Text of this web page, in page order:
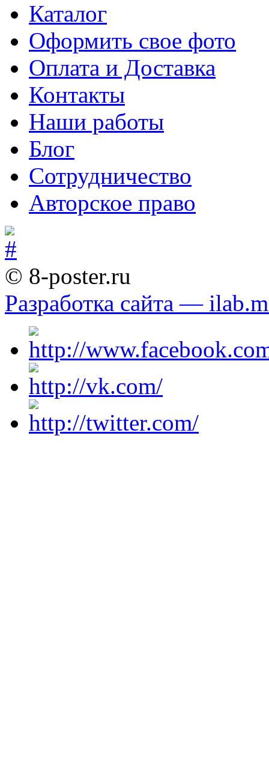
Каталог
Оформить свое фото
Оплата и Доставка
Контакты
Наши работы
Блог
Сотрудничество
Авторское право
© 8-poster.ru
Разработка сайта —